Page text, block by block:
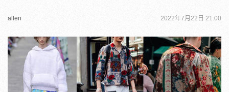
allen 2022年7月22日 21:00